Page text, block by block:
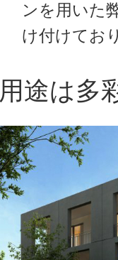
ンを用いた
け付けてお
用途は多